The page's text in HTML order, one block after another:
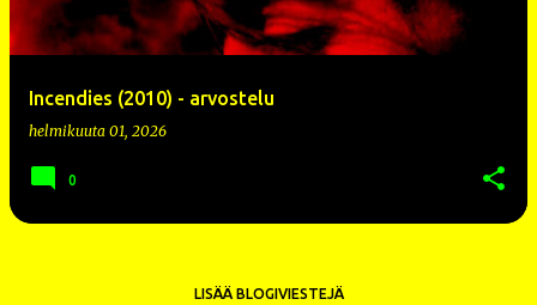
Incendies (2010) - arvostelu
helmikuuta 01, 2026
0
LISÄÄ BLOGIVIESTEJÄ